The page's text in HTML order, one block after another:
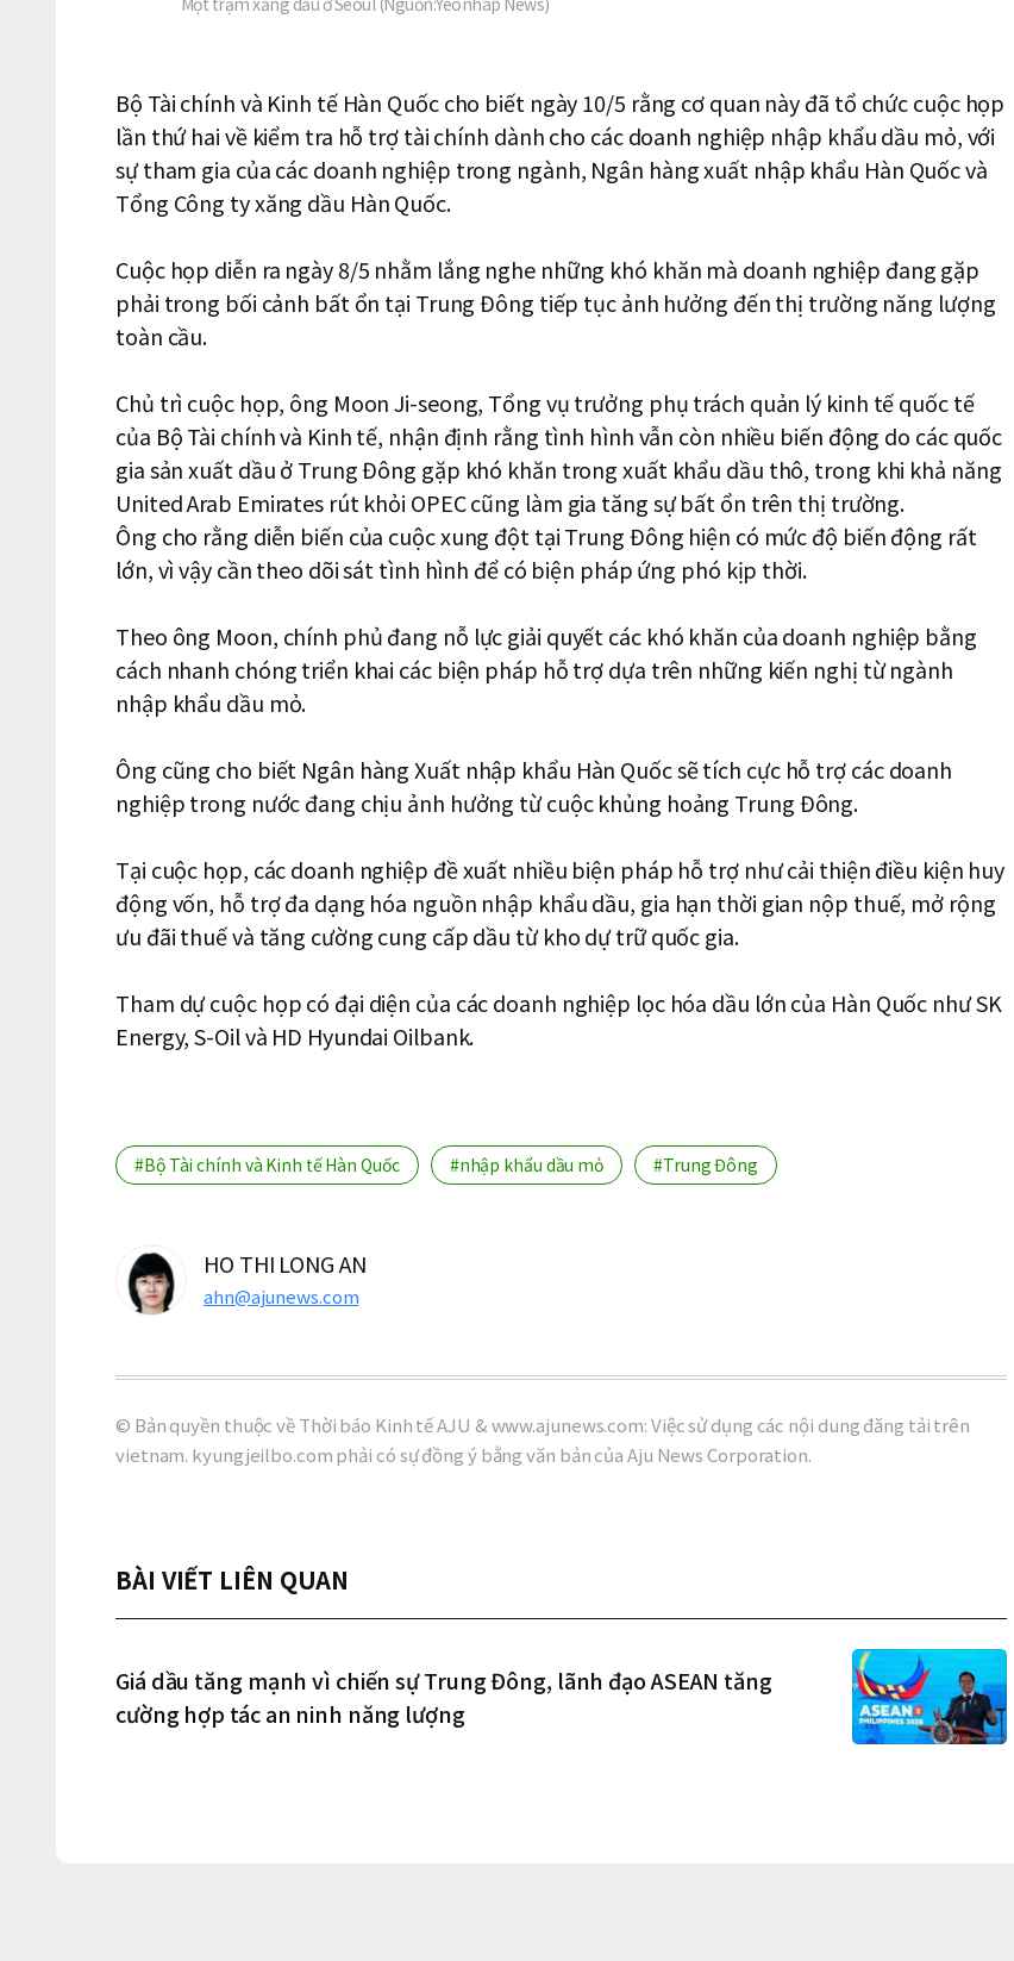
Bộ Tài chính và Kinh tế Hàn Quốc cho biết ngày 10/5 rằng cơ quan này đã tổ chức cuộc họp
lần thứ hai về kiểm tra hỗ trợ tài chính dành cho các doanh nghiệp nhập khẩu dầu mỏ, với
sự tham gia của các doanh nghiệp trong ngành, Ngân hàng xuất nhập khẩu Hàn Quốc và
Tổng Công ty xăng dầu Hàn Quốc.
Cuộc họp diễn ra ngày 8/5 nhằm lắng nghe những khó khăn mà doanh nghiệp đang gặp
phải trong bối cảnh bất ổn tại Trung Đông tiếp tục ảnh hưởng đến thị trường năng lượng
toàn cầu.
Chủ trì cuộc họp, ông Moon Ji-seong, Tổng vụ trưởng phụ trách quản lý kinh tế quốc tế
của Bộ Tài chính và Kinh tế, nhận định rằng tình hình vẫn còn nhiều biến động do các quốc
gia sản xuất dầu ở Trung Đông gặp khó khăn trong xuất khẩu dầu thô, trong khi khả năng
United Arab Emirates rút khỏi OPEC cũng làm gia tăng sự bất ổn trên thị trường.
Ông cho rằng diễn biến của cuộc xung đột tại Trung Đông hiện có mức độ biến động rất
lớn, vì vậy cần theo dõi sát tình hình để có biện pháp ứng phó kịp thời.
Theo ông Moon, chính phủ đang nỗ lực giải quyết các khó khăn của doanh nghiệp bằng
cách nhanh chóng triển khai các biện pháp hỗ trợ dựa trên những kiến nghị từ ngành
nhập khẩu dầu mỏ.
Ông cũng cho biết Ngân hàng Xuất nhập khẩu Hàn Quốc sẽ tích cực hỗ trợ các doanh
nghiệp trong nước đang chịu ảnh hưởng từ cuộc khủng hoảng Trung Đông.
Tại cuộc họp, các doanh nghiệp đề xuất nhiều biện pháp hỗ trợ như cải thiện điều kiện huy
động vốn, hỗ trợ đa dạng hóa nguồn nhập khẩu dầu, gia hạn thời gian nộp thuế, mở rộng
ưu đãi thuế và tăng cường cung cấp dầu từ kho dự trữ quốc gia.
Tham dự cuộc họp có đại diện của các doanh nghiệp lọc hóa dầu lớn của Hàn Quốc như SK
Energy, S-Oil và HD Hyundai Oilbank.
#Bộ Tài chính và Kinh tế Hàn Quốc #nhập khẩu dầu mỏ #Trung Đông
HO THI LONG AN
ahn@ajunews.com
© Bản quyền thuộc về Thời báo Kinh tế AJU & www.ajunews.com: Việc sử dụng các nội dung đăng tải trên
vietnam. kyungjeilbo.com phải có sự đồng ý bằng văn bản của Aju News Corporation.
BÀI VIẾT LIÊN QUAN
Giá dầu tăng mạnh vì chiến sự Trung Đông, lãnh đạo ASEAN tăng
cường hợp tác an ninh năng lượng